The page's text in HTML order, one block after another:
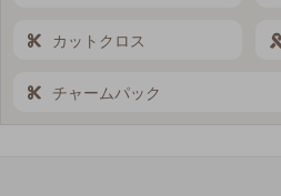
カットクロス
チャームパック